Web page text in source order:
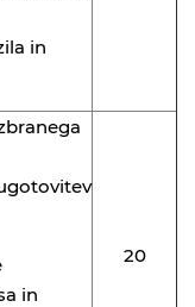
in
in
20